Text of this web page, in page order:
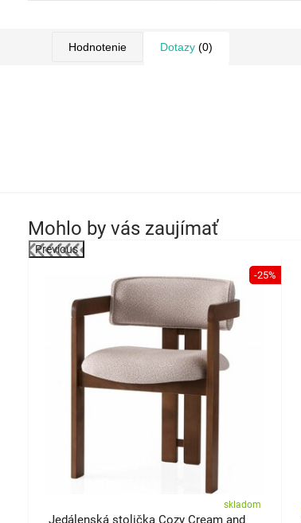
Hodnotenie Dotazy (0)
Mohlo by vás zaujímať
Previous
-25%
skladom
Jedálenská stolička Cozy Cream and